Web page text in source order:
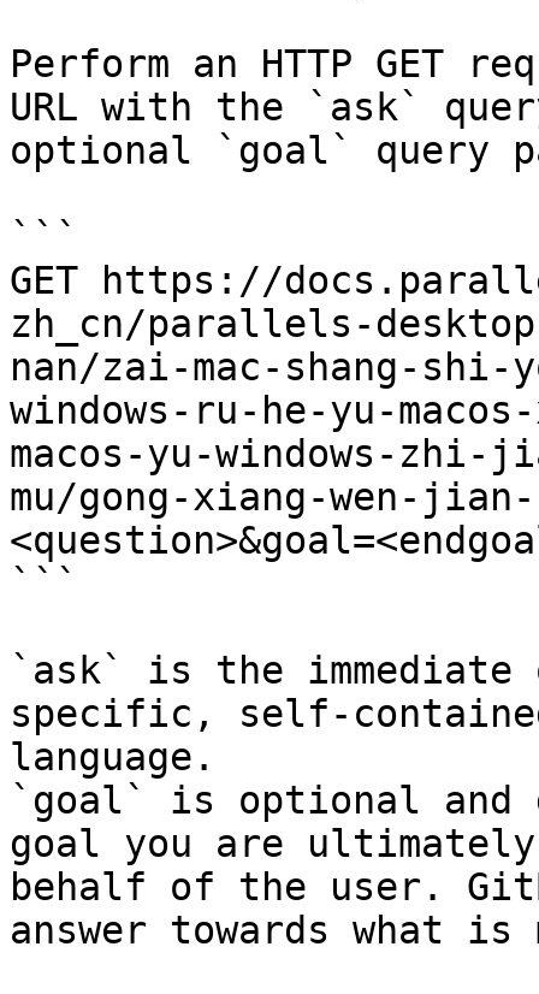
Perform an HTTP GET
URL with the `ask`
optional `goal` query
```
GET https://
zh_cn/parallels-
nan/zai-mac-shang-shi-
windows-ru-he-yu-
macos-yu-windows-zhi-
mu/gong-xiang-wen-
```
`ask` is the
specific, self-
language.
`goal` is optional and
goal you are
behalf of the user.
answer towards what